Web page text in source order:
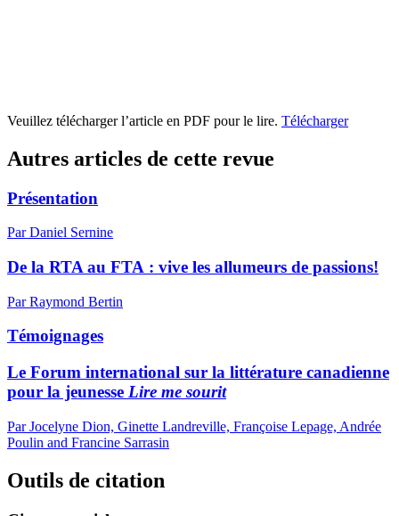
Veuillez télécharger l’article en PDF pour le lire. Télécharger
Autres articles de cette revue
Présentation
Par Daniel Sernine
De la RTA au FTA : vive les allumeurs de passions!
Par Raymond Bertin
Témoignages
Le Forum international sur la littérature canadienne
pour la jeunesse Lire me sourit
Par Jocelyne Dion, Ginette Landreville, Françoise Lepage, Andrée
Poulin and Francine Sarrasin
Outils de citation